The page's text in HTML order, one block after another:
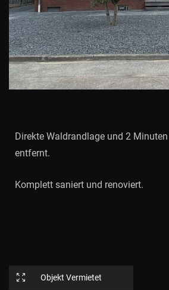
Direkte Waldrandlage und 2
entfernt.
Komplett saniert und renoviert.
Objekt Vermietet